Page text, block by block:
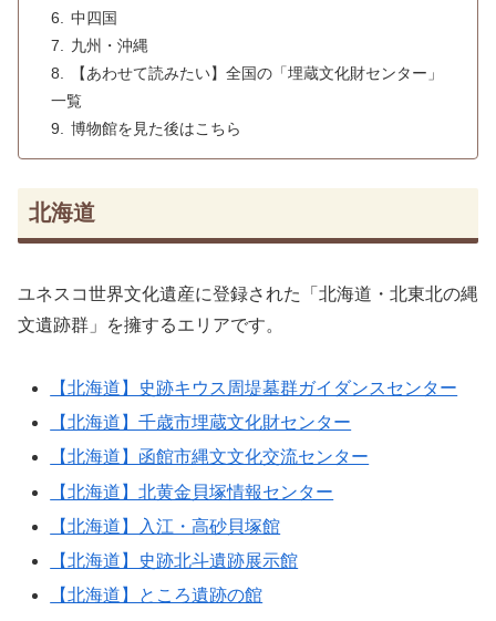
中四国
九州・沖縄
【あわせて読みたい】全国の「埋蔵文化財センター」
一覧
博物館を見た後はこちら
北海道
ユネスコ世界文化遺産に登録された「北海道・北東北の縄
文遺跡群」を擁するエリアです。
【北海道】史跡キウス周堤墓群ガイダンスセンター
【北海道】千歳市埋蔵文化財センター
【北海道】函館市縄文文化交流センター
【北海道】北黄金貝塚情報センター
【北海道】入江・高砂貝塚館
【北海道】史跡北斗遺跡展示館
【北海道】ところ遺跡の館